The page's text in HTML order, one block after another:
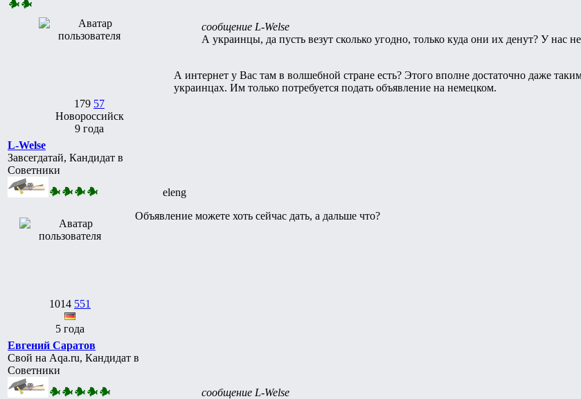
179 57
Новороссийск
9 года
сообщение L-Welse
А украинцы, да пусть везут сколько угодно, только куда они их денут? У нас
А интернет у Вас там в волшебной стране есть? Этого вполне достаточно даже
украинцах. Им только потребуется подать объявление на немецком.
L-Welse
Завсегдатай, Кандидат в
Советники
1014 551
5 года
eleng
Объявление можете хоть сейчас дать, а дальше что?
Евгений Саратов
Свой на Aqa.ru, Кандидат в
Советники
сообщение L-Welse